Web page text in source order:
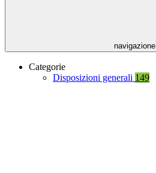
navigazione
Categorie
Disposizioni generali 149